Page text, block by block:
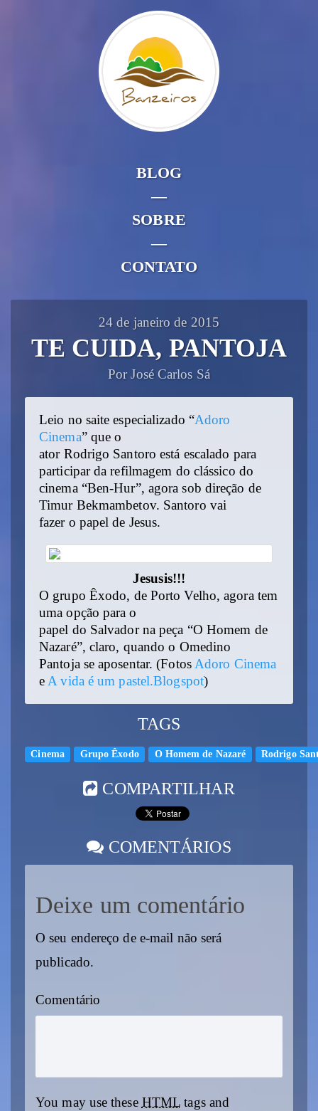
BLOG
—
SOBRE
—
CONTATO
24 de janeiro de 2015
TE CUIDA, PANTOJA
Por José Carlos Sá
Leio no saite especializado “Adoro
Cinema” que o
ator Rodrigo Santoro está escalado para
participar da refilmagem do clássico do
cinema “Ben-Hur”, agora sob direção de
Timur Bekmambetov. Santoro vai
fazer o papel de Jesus.
Jesusis!!!
O grupo Êxodo, de Porto Velho, agora tem
uma opção para o
papel do Salvador na peça “O Homem de
Nazaré”, claro, quando o Omedino
Pantoja se aposentar. (Fotos Adoro Cinema
e A vida é um pastel.Blogspot)
TAGS
Cinema Grupo Êxodo O Homem de Nazaré Rodrigo
COMPARTILHAR
COMENTÁRIOS
Deixe um comentário
O seu endereço de e-mail não será
publicado.
Comentário
You may use these HTML tags and